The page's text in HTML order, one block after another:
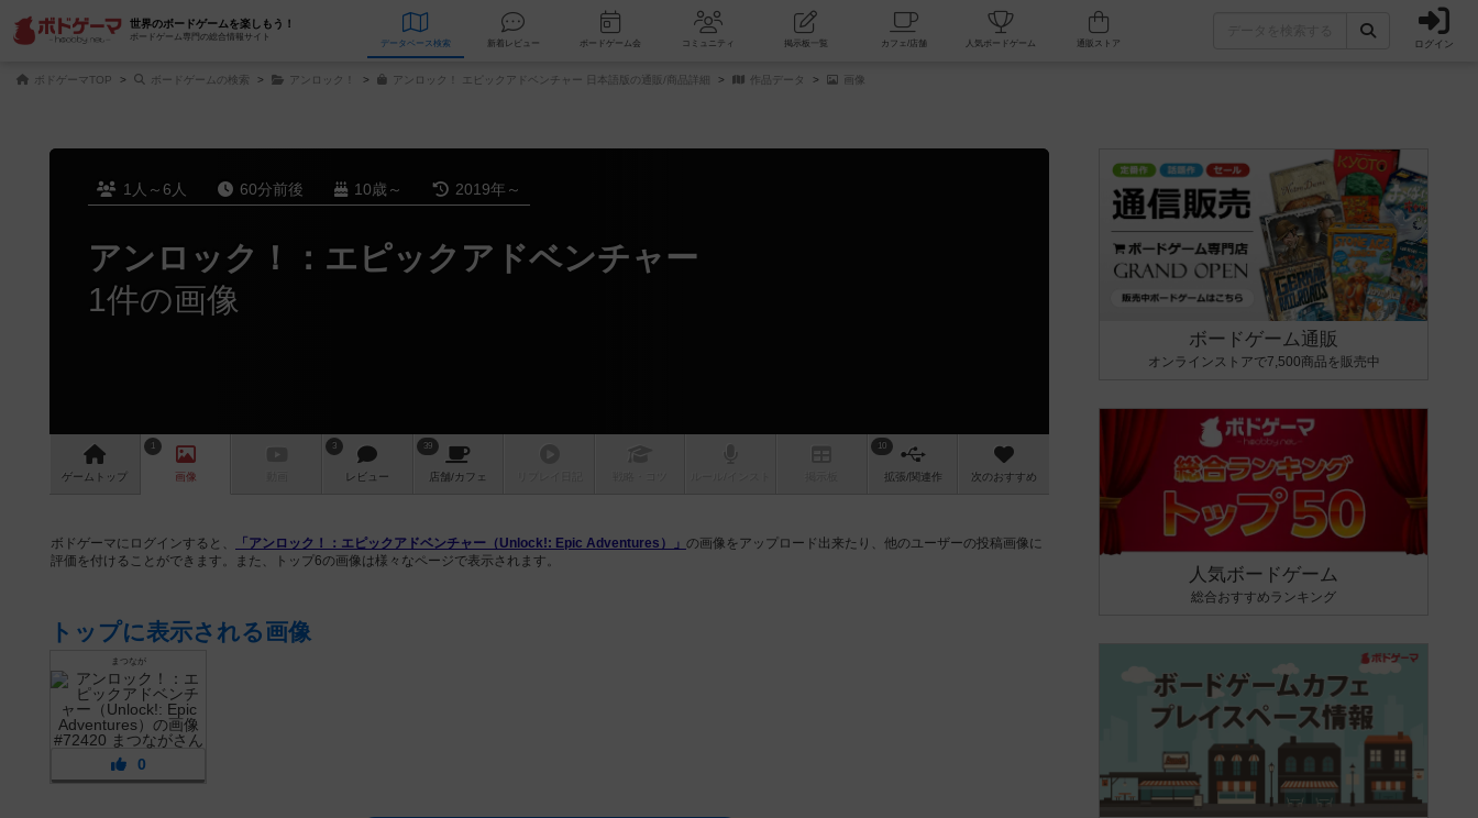
世界のボードゲームを楽しもう！
ボードゲーム専門の総合情報サイト
データベース 検索 新着レビュー ボードゲーム会 コミュニティ 掲示板一覧 カフェ/店舗 人気ボードゲーム ログイン
ボドゲーマTOP ボードゲームの検索 アンロック！ アンロック！ エピックアドベンチャー 日本語版の通販/商品詳細 作品データ 画像
1人～6人 60分前後 10歳～ 2019年～
アンロック！：エピックアドベンチャー
1件の画像
ゲーム トップ
1
画像
3
レビュー
39
店舗/カフェ
10
拡張/関連作 次のおすすめ
ボドゲーマにログインすると、 「アンロック！：エピックアドベンチャー（Unlock!: Epic Adventures）」 の画像をアップロード出来たり、他のユーザーの投稿画像に
評価を付けることができます。また、トップ6の画像は様々なページで表示されます。
トップに表示される画像
まつなが
0
ボードゲーム通販
オンラインストアで7,500商品を販売中
人気ボードゲーム
総合おすすめランキング